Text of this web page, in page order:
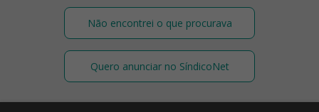
Não encontrei o que procurava
Quero anunciar no SíndicoNet